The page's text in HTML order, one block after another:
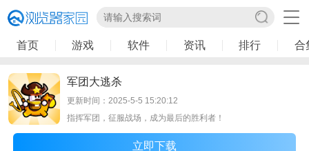
首页 游戏 软件 资讯 排行 合
军团大逃杀
更新时间：2025-5-5 15:20:12
指挥军团，征服战场，成为最后的胜利者！
立即下载